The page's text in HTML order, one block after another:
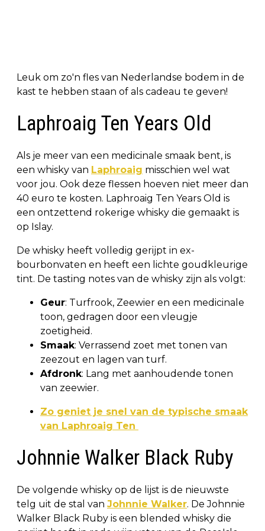
Leuk om zo'n fles van Nederlandse bodem in de
kast te hebben staan of als cadeau te geven!
Laphroaig Ten Years Old
Als je meer van een medicinale smaak bent, is
een whisky van Laphroaig misschien wel wat
voor jou. Ook deze flessen hoeven niet meer dan
40 euro te kosten. Laphroaig Ten Years Old is
een ontzettend rokerige whisky die gemaakt is
op Islay.
De whisky heeft volledig gerijpt in ex-
bourbonvaten en heeft een lichte goudkleurige
tint. De tasting notes van de whisky zijn als volgt:
Geur: Turfrook, Zeewier en een medicinale
toon, gedragen door een vleugje
zoetigheid.
Smaak: Verrassend zoet met tonen van
zeezout en lagen van turf.
Afdronk: Lang met aanhoudende tonen
van zeewier.
Zo geniet je snel van de typische smaak
van Laphroaig Ten
Johnnie Walker Black Ruby
De volgende whisky op de lijst is de nieuwste
telg uit de stal van Johnnie Walker. De Johnnie
Walker Black Ruby is een blended whisky die